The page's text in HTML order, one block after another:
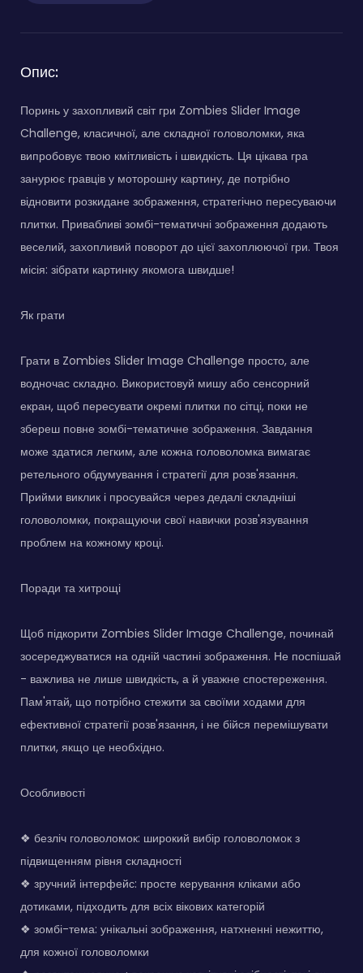
Опис:
Поринь у захопливий світ гри Zombies Slider Image
Challenge, класичної, але складної головоломки, яка
випробовує твою кмітливість і швидкість. Ця цікава гра
занурює гравців у моторошну картину, де потрібно
відновити розкидане зображення, стратегічно пересуваючи
плитки. Привабливі зомбі-тематичні зображення додають
веселий, захопливий поворот до цієї захоплюючої гри. Твоя
місія: зібрати картинку якомога швидше!
Як грати
Грати в Zombies Slider Image Challenge просто, але
водночас складно. Використовуй мишу або сенсорний
екран, щоб пересувати окремі плитки по сітці, поки не
збереш повне зомбі-тематичне зображення. Завдання
може здатися легким, але кожна головоломка вимагає
ретельного обдумування і стратегії для розв'язання.
Прийми виклик і просувайся через дедалі складніші
головоломки, покращуючи свої навички розв'язування
проблем на кожному кроці.
Поради та хитрощі
Щоб підкорити Zombies Slider Image Challenge, починай
зосереджуватися на одній частині зображення. Не поспішай
- важлива не лише швидкість, а й уважне спостереження.
Пам'ятай, що потрібно стежити за своїми ходами для
ефективної стратегії розв'язання, і не бійся перемішувати
плитки, якщо це необхідно.
Особливості
❖ безліч головоломок: широкий вибір головоломок з
підвищенням рівня складності
❖ зручний інтерфейс: просте керування кліками або
дотиками, підходить для всіх вікових категорій
❖ зомбі-тема: унікальні зображення, натхненні нежиттю,
для кожної головоломки